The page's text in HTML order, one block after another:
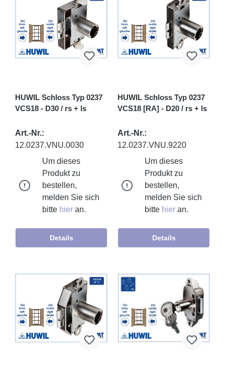
HUWIL Schloss Typ 0237
VCS18 - D30 / rs + ls
Art.-Nr.:
12.0237.VNU.0030
Um dieses
Produkt zu
bestellen,
melden Sie sich
bitte hier an.
Details
HUWIL Schloss Typ 0237
VCS18 [RA] - D20 / rs + ls
Art.-Nr.:
12.0237.VNU.9220
Um dieses
Produkt zu
bestellen,
melden Sie sich
bitte hier an.
Details